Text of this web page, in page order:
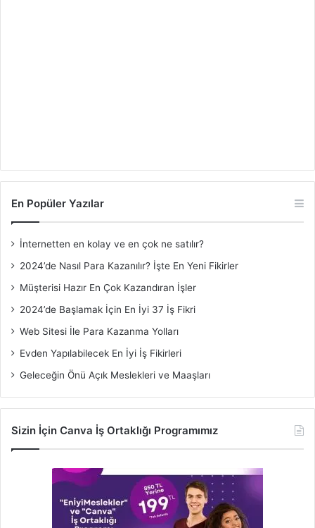
En Popüler Yazılar
İnternetten en kolay ve en çok ne satılır?
2024’de Nasıl Para Kazanılır? İşte En Yeni Fikirler
Müşterisi Hazır En Çok Kazandıran İşler
2024’de Başlamak İçin En İyi 37 İş Fikri
Web Sitesi İle Para Kazanma Yolları
Evden Yapılabilecek En İyi İş Fikirleri
Geleceğin Önü Açık Meslekleri ve Maaşları
Sizin İçin Canva İş Ortaklığı Programımız